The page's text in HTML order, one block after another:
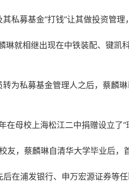
私募基金“打钱”让其做投资管理
就相继出现在中铁装配、键凯
为私募基金管理人之后，蔡麟
母校上海松江二中捐赠设立了
，蔡麟琳自清华大学毕业后，
在浦发银行、申万宏源证券等